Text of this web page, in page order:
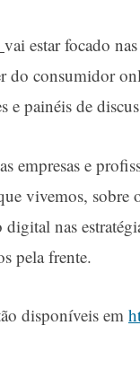
vai estar focado
do consumidor
e painéis de
empresas e
vivemos, sobre
nas
pela frente.
disponíveis em